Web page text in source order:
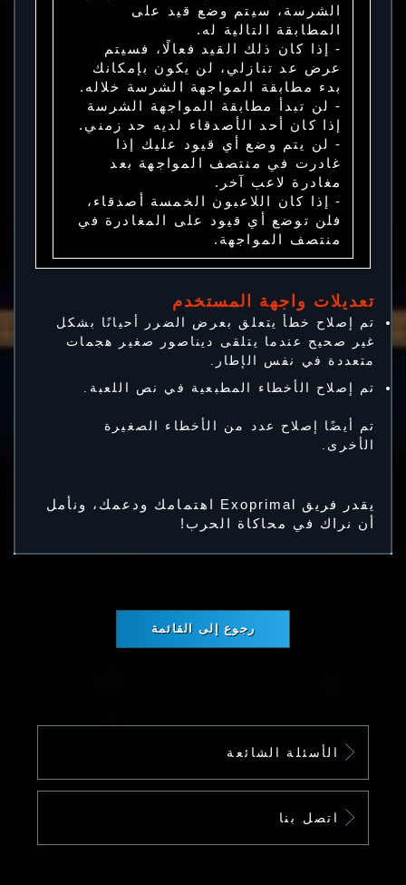
الشرسة، سيتم وضع قيد على
المطابقة التالية له.
- إذا كان ذلك القيد فعالًا، فسيتم
عرض عد تنازلي، لن يكون بإمكانك
بدء مطابقة المواجهة الشرسة خلاله.
- لن تبدأ مطابقة المواجهة الشرسة
إذا كان أحد الأصدقاء لديه حد زمني.
- لن يتم وضع أي قيود عليك إذا
غادرت في منتصف المواجهة بعد
مغادرة لاعب آخر.
- إذا كان اللاعبون الخمسة أصدقاء،
فلن توضع أي قيود على المغادرة في
منتصف المواجهة.
تعديلات واجهة المستخدم
تم إصلاح خطأ يتعلق بعرض الضرر أحيانًا بشكل
غير صحيح عندما يتلقى ديناصور صغير هجمات
متعددة في نفس الإطار.
تم إصلاح الأخطاء المطبعية في نص اللعبة.
تم أيضًا إصلاح عدد من الأخطاء الصغيرة
الأخرى.
يقدر فريق Exoprimal اهتمامك ودعمك، ونأمل
أن نراك في محاكاة الحرب!
رجوع إلى القائمة
الأسئلة الشائعة
اتصل بنا